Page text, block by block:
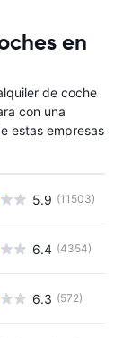
en
de coche
con una
estas empresas
5.9 (11503)
6.4 (4354)
6.3 (572)